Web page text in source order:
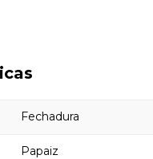
Fechadura
Papaiz